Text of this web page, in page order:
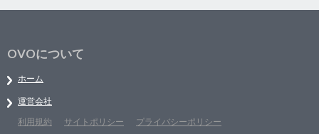
OVOについて
ホーム
運営会社
利用規約
サイトポリシー プライバシーポリシー